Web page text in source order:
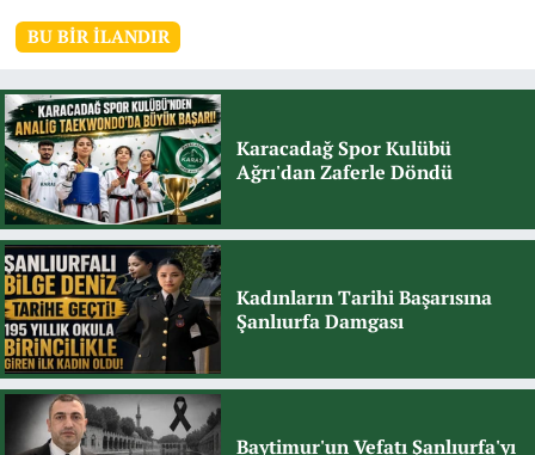
BU BIR İLANDIR
Karacadağ Spor Kulübü
Ağrı'dan Zaferle Döndü
Kadınların Tarihi Başarısına
Şanlıurfa Damgası
Baytimur'un Vefatı Şanlıurfa'yı